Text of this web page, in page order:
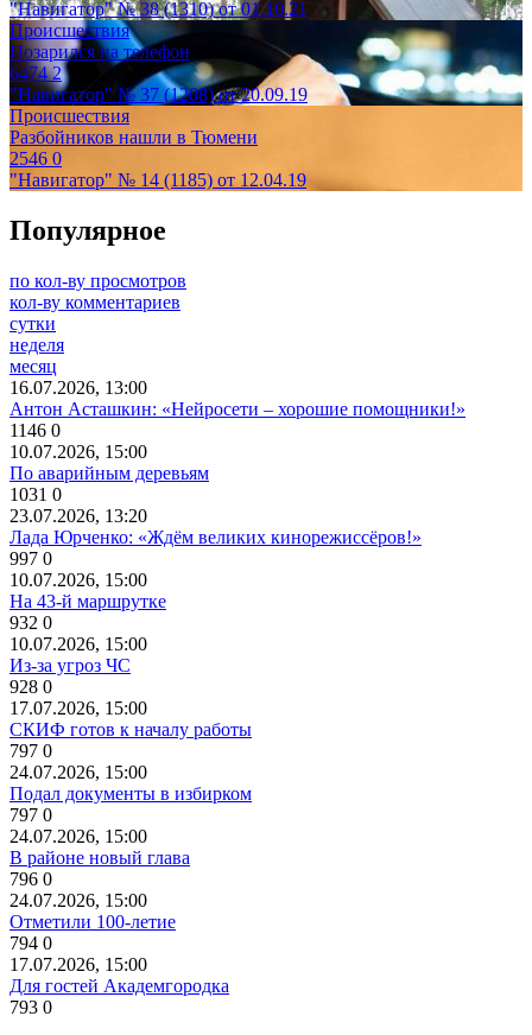
"Навигатор" № 38 (1310) от 01.10.21
Происшествия
Позарился на телефон
64742
"Навигатор" № 37 (1208) от 20.09.19
Происшествия
Разбойников нашли в Тюмени
2546 0
"Навигатор" № 14 (1185) от 12.04.19
Популярное
по кол-ву просмотров
кол-ву комментариев
сутки
неделя
месяц
16.07.2026, 13:00
Антон Асташкин: «Нейросети – хорошие помощники!»
1146 0
10.07.2026, 15:00
По аварийным деревьям
1031 0
23.07.2026, 13:20
Лада Юрченко: «Ждём великих кинорежиссёров!»
997 0
10.07.2026, 15:00
На 43-й маршрутке
932 0
10.07.2026, 15:00
Из-за угроз ЧС
928 0
17.07.2026, 15:00
СКИФ готов к началу работы
797 0
24.07.2026, 15:00
Подал документы в избирком
797 0
24.07.2026, 15:00
В районе новый глава
796 0
24.07.2026, 15:00
Отметили 100-летие
794 0
17.07.2026, 15:00
Для гостей Академгородка
793 0